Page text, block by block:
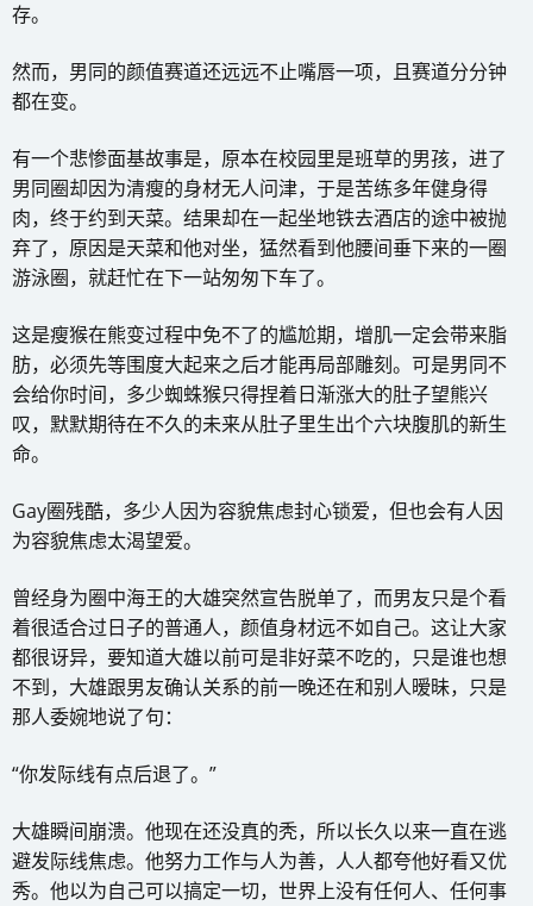
存。
然而，男同的颜值赛道还远远不止嘴唇一项，且赛道分分钟
都在变。
有一个悲惨面基故事是，原本在校园里是班草的男孩，进了
男同圈却因为清瘦的身材无人问津，于是苦练多年健身得
肉，终于约到天菜。结果却在一起坐地铁去酒店的途中被抛
弃了，原因是天菜和他对坐，猛然看到他腰间垂下来的一圈
游泳圈，就赶忙在下一站匆匆下车了。
这是瘦猴在熊变过程中免不了的尴尬期，增肌一定会带来脂
肪，必须先等围度大起来之后才能再局部雕刻。可是男同不
会给你时间，多少蜘蛛猴只得捏着日渐涨大的肚子望熊兴
叹，默默期待在不久的未来从肚子里生出个六块腹肌的新生
命。
Gay圈残酷，多少人因为容貌焦虑封心锁爱，但也会有人因
为容貌焦虑太渴望爱。
曾经身为圈中海王的大雄突然宣告脱单了，而男友只是个看
着很适合过日子的普通人，颜值身材远不如自己。这让大家
都很讶异，要知道大雄以前可是非好菜不吃的，只是谁也想
不到，大雄跟男友确认关系的前一晚还在和别人暧昧，只是
那人委婉地说了句：
“你发际线有点后退了。”
大雄瞬间崩溃。他现在还没真的秃，所以长久以来一直在逃
避发际线焦虑。他努力工作与人为善，人人都夸他好看又优
秀。他以为自己可以搞定一切，世界上没有任何人、任何事